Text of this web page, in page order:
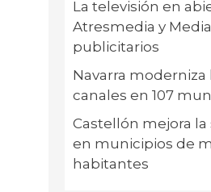
La televisión en
Atresmedia y
publicitarios
Navarra moderniza
canales en 107
Castellón mejora
en municipios de
habitantes